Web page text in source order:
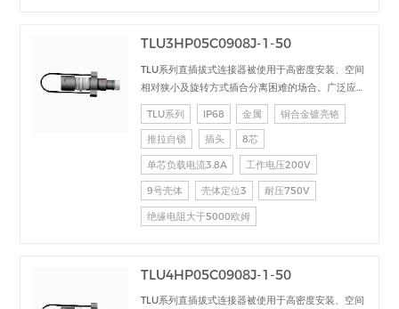
TLU3HP05C0908J-1-50
TLU系列直插拔式连接器被使用于高密度安装、空间
相对狭小及旋转方式插合分离困难的场合。广泛应用
于电台设备、加固计算机、医疗设备、测试检测设
备、音频视频设备、数据采集、工业控制等场合的交
直流、高速、射频、光纤等的信号连接传输。
TLU系列 IP68 金属 铜合金镀亮铬
推拉自锁 插头 8芯
单芯负载电流3.8A 工作电压200V
9号壳体 壳体定位3 耐压750V
绝缘电阻大于5000欧姆
TLU4HP05C0908J-1-50
TLU系列直插拔式连接器被使用于高密度安装、空间